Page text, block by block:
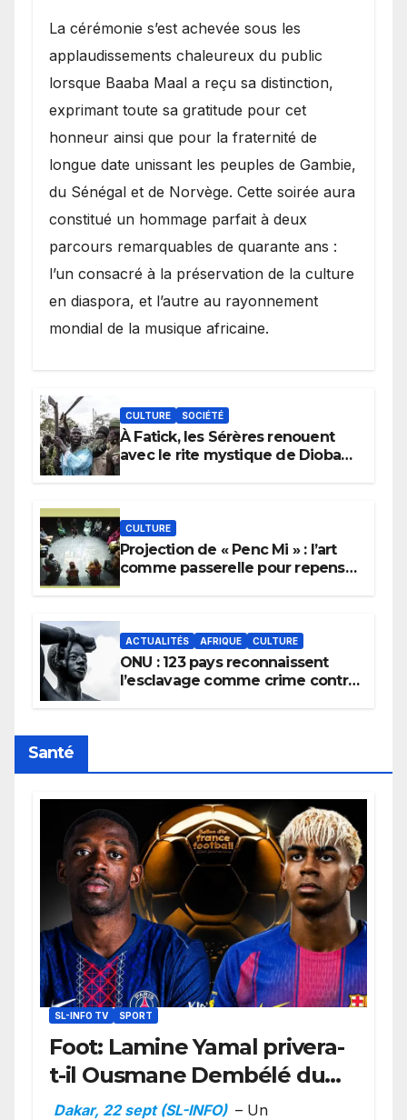
​La cérémonie s’est achevée sous les
applaudissements chaleureux du public
lorsque Baaba Maal a reçu sa distinction,
exprimant toute sa gratitude pour cet
honneur ainsi que pour la fraternité de
longue date unissant les peuples de Gambie,
du Sénégal et de Norvège. Cette soirée aura
constitué un hommage parfait à deux
parcours remarquables de quarante ans :
l’un consacré à la préservation de la culture
en diaspora, et l’autre au rayonnement
mondial de la musique africaine.
CULTURE SOCIÉTÉ
À Fatick, les Sérères renouent
avec le rite mystique de Diobaye
CULTURE
Projection de « Penc Mi » : l’art
comme passerelle pour repenser
ACTUALITÉS AFRIQUE CULTURE
ONU : 123 pays reconnaissent
l’esclavage comme crime contre
Santé
SL-INFO TV SPORT
Foot: Lamine Yamal privera-
t-il Ousmane Dembélé du
Ballon d’or ?
Dakar, 22 sept (SL-INFO) – Un